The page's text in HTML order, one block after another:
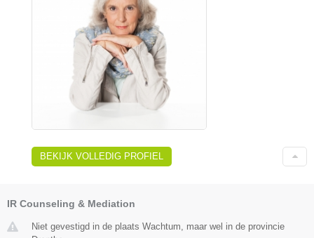
BEKIJK VOLLEDIG PROFIEL
IR Counseling & Mediation
Niet gevestigd in de plaats Wachtum, maar wel in de provincie